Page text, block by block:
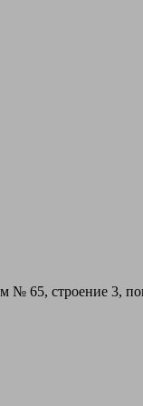
№ 65, строение 3,